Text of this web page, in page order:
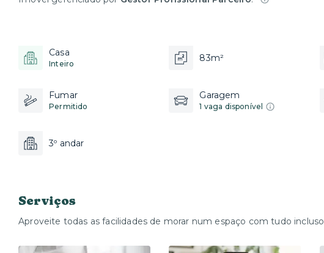
Casa
Inteiro
83m²
Fumar
Permitido
Garagem
1 vaga disponível
3º andar
Serviços
Aproveite todas as facilidades de morar num espaço com tudo incluso